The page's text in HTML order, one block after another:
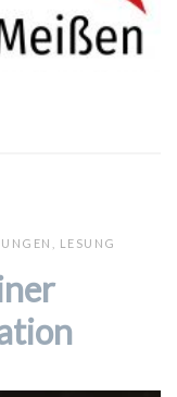
LESUNG